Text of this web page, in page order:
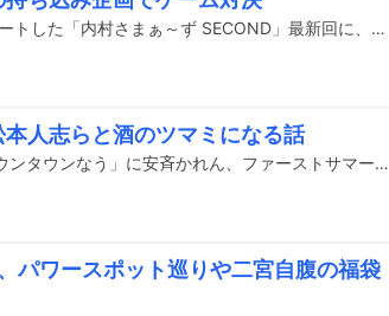
本日9月6日よりAmazon Prime Videoにて配信がスタートした「内村さまぁ～ず SECOND」最新回に、ももいろクローバーZの百田夏菜子、玉井詩織、佐々木彩夏が出演している。
人志らと酒のツマミになる話
明日1月15日（金）にフジテレビ系で放送される「ダウンタウンなう」に安斉かれん、ファーストサマーウイカ、古田新太、又吉直樹（ピース）がゲスト出演する。
パワースポット巡りや二宮自腹の福袋